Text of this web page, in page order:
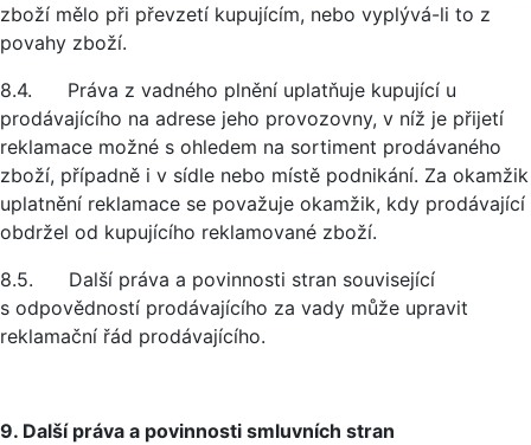
zboží mělo při převzetí kupujícím, nebo vyplývá-li to z
povahy zboží.
8.4. Práva z vadného plnění uplatňuje kupující u
prodávajícího na adrese jeho provozovny, v níž je přijetí
reklamace možné s ohledem na sortiment prodávaného
zboží, případně i v sídle nebo místě podnikání. Za okamžik
uplatnění reklamace se považuje okamžik, kdy prodávající
obdržel od kupujícího reklamované zboží.
8.5. Další práva a povinnosti stran související
s odpovědností prodávajícího za vady může upravit
reklamační řád prodávajícího.
9. Další práva a povinnosti smluvních stran